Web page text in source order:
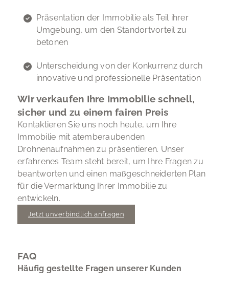
Präsentation der Immobilie als Teil ihrer
Umgebung, um den Standortvorteil zu
betonen
Unterscheidung von der Konkurrenz durch
innovative und professionelle Präsentation
Wir verkaufen Ihre Immobilie schnell,
sicher und zu einem fairen Preis
Kontaktieren Sie uns noch heute, um Ihre
Immobilie mit atemberaubenden
Drohnenaufnahmen zu präsentieren. Unser
erfahrenes Team steht bereit, um Ihre Fragen zu
beantworten und einen maßgeschneiderten Plan
für die Vermarktung Ihrer Immobilie zu
entwickeln.
Jetzt unverbindlich anfragen
FAQ
Häufig gestellte Fragen unserer Kunden